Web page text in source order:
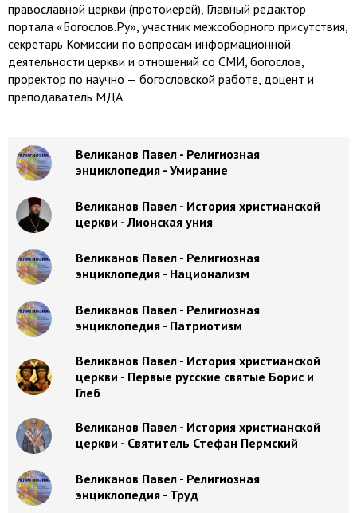
православной церкви (протоиерей), Главный редактор
портала «Богослов.Ру», участник межсоборного присутствия,
секретарь Комиссии по вопросам информационной
деятельности церкви и отношений со СМИ, богослов,
проректор по научно — богословской работе, доцент и
преподаватель МДА.
Великанов Павел - Религиозная
энциклопедия - Умирание
Великанов Павел - История христианской
церкви - Лионская уния
Великанов Павел - Религиозная
энциклопедия - Национализм
Великанов Павел - Религиозная
энциклопедия - Патриотизм
Великанов Павел - История христианской
церкви - Первые русские святые Борис и
Глеб
Великанов Павел - История христианской
церкви - Святитель Стефан Пермский
Великанов Павел - Религиозная
энциклопедия - Труд